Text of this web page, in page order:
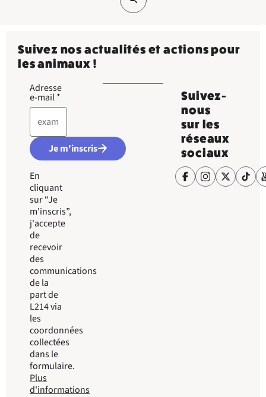
Suivez nos actualités et actions pour
les animaux !
Adresse
e-mail*
Je m'inscris
En
cliquant
sur “Je
m'inscris”,
j'accepte
de
recevoir
des
communications
de la
part de
L214 via
les
coordonnées
collectées
dans le
formulaire.
Plus
d'informations
Suivez-
nous
sur les
réseaux
sociaux